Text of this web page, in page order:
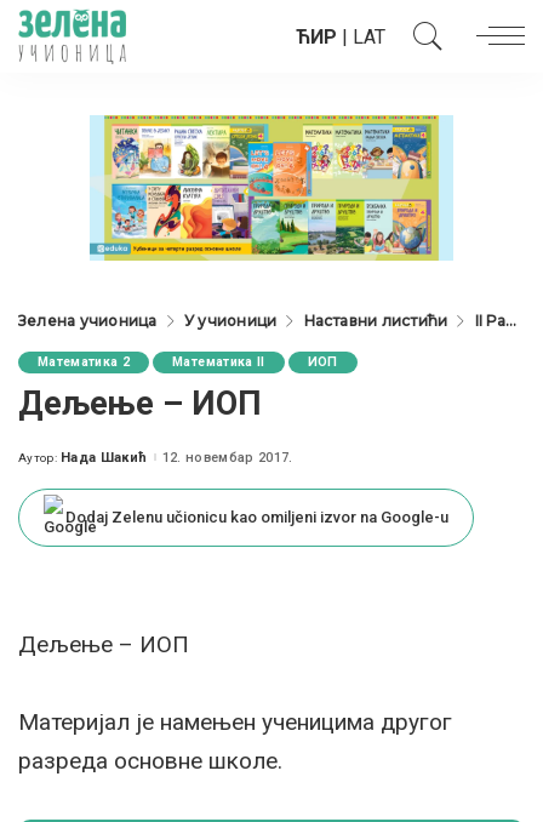
ЋИР | LAT
Зелена учионица У учионици Наставни листићи II Разред
Математика 2 Математика II ИОП
Дељење – ИОП
Posted
Аутор: Нада Шакић 12. новембар 2017.
Dodaj Zelenu učionicu kao omiljeni izvor na Google-u
Дељење – ИОП
Материјал је намењен ученицима другог
разреда основне школe.